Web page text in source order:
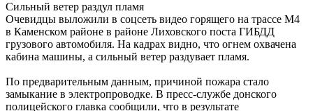
Сильный ветер раздул пламя
Очевидцы выложили в соцсеть видео горящего на трассе М4
в Каменском районе в районе Лиховского поста ГИБДД
грузового автомобиля. На кадрах видно, что огнем охвачена
кабина машины, а сильный ветер раздувает пламя.
По предварительным данным, причиной пожара стало
замыкание в электропроводке. В пресс-службе донского
полицейского главка сообщили, что в результате